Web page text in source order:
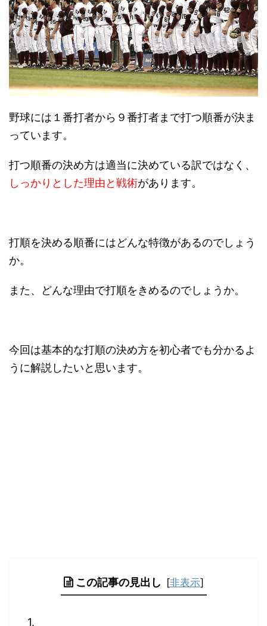
野球には１番打者から９番打者まで打つ順番が決ま
っています。
打つ順番の決め方は適当に決めている訳ではなく、
しっかりとした理由と戦術があります。
打順を決める順番にはどんな特徴があるのでしょう
か。
また、どんな理由で打順をきめるのでしょうか。
今回は基本的な打順の決め方を初心者でも分かるよ
うに解説したいと思います。
この記事の見出し [非表示]